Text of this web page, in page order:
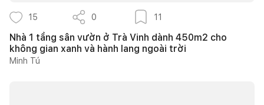
15 0 11
Nhà 1 tầng sân vườn ở Trà Vinh dành 450m2 cho
không gian xanh và hành lang ngoài trời
Minh Tú